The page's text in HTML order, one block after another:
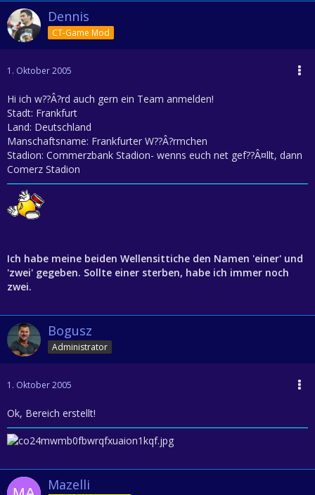
Dennis
CT-Game Mod
1. Oktober 2005
Hi ich w??Â?rd auch gern ein Team anmelden!
Stadt: Frankfurt
Land: Deutschland
Manschaftsname: Frankfurter W??Â?rmchen
Stadion: Commerzbank Stadion- wenns euch net gef??Â¤llt, dann
Comerz Stadion
Ich habe meine beiden Wellensittiche den Namen 'einer' und
'zwei' gegeben. Sollte einer sterben, habe ich immer noch
zwei.
Bogusz
Administrator
1. Oktober 2005
Ok, Bereich erstellt!
Mazelli